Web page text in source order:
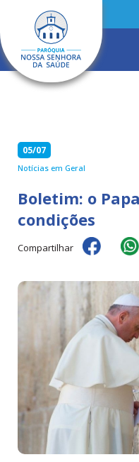
05/07
Notícias em Geral
Boletim: o
condições
Compartilhar